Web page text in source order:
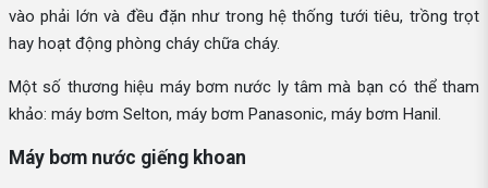
vào phải lớn và đều đặn như trong hệ thống tưới tiêu, trồng trọt
hay hoạt động phòng cháy chữa cháy.
Một số thương hiệu máy bơm nước ly tâm mà bạn có thể tham
khảo: máy bơm Selton, máy bơm Panasonic, máy bơm Hanil.
Máy bơm nước giếng khoan